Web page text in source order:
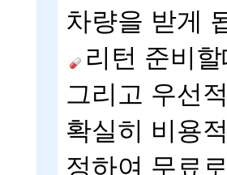
차량을 받게
리턴 준비
그리고 우선
확실히
비용
정하여 무료